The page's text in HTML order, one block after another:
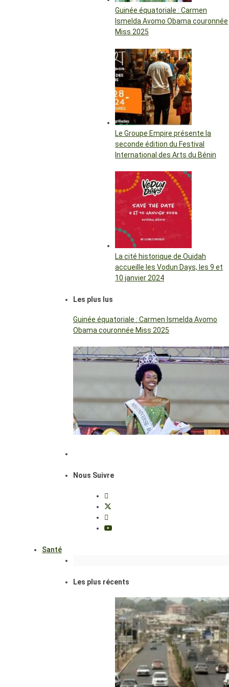
Guinée équatoriale : Carmen
Ismelda Avomo Obama couronnée
Miss 2025
Le Groupe Empire présente la
seconde édition du Festival
International des Arts du Bénin
La cité historique de Ouidah
accueille les Vodun Days, les 9 et
10 janvier 2024
Les plus lus
Guinée équatoriale : Carmen Ismelda Avomo
Obama couronnée Miss 2025
Nous Suivre
Santé
Les plus récents